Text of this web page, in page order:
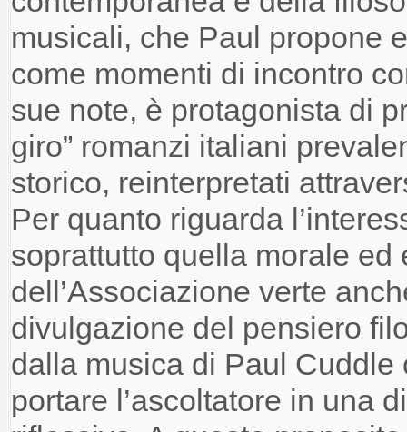
musicali, che Paul propone
come momenti di incontro
sue note, è protagonista di
giro” romanzi italiani
storico, reinterpretati
Per quanto riguarda
soprattutto quella morale ed
dell’Associazione verte
divulgazione del pensiero
dalla musica di Paul Cuddle
portare l’ascoltatore in una